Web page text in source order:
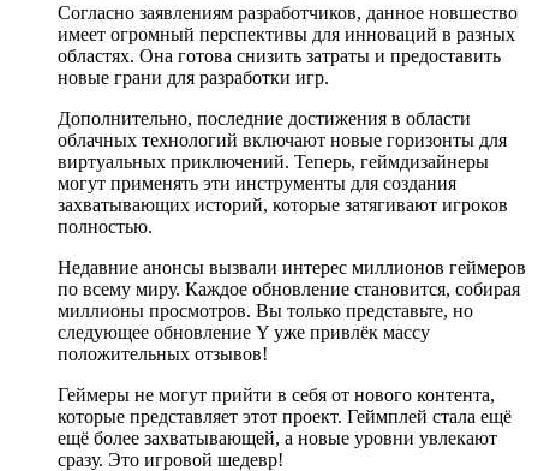
Согласно заявлениям разработчиков, данное новшество
имеет огромный перспективы для инноваций в разных
областях. Она готова снизить затраты и предоставить
новые грани для разработки игр.
Дополнительно, последние достижения в области
облачных технологий включают новые горизонты для
виртуальных приключений. Теперь, геймдизайнеры
могут применять эти инструменты для создания
захватывающих историй, которые затягивают игроков
полностью.
Недавние анонсы вызвали интерес миллионов геймеров
по всему миру. Каждое обновление становится, собирая
миллионы просмотров. Вы только представьте, но
следующее обновление Y уже привлёк массу
положительных отзывов!
Геймеры не могут прийти в себя от нового контента,
которые представляет этот проект. Геймплей стала ещё
ещё более захватывающей, а новые уровни увлекают
сразу. Это игровой шедевр!